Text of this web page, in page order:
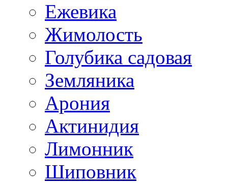
Ежевика
Жимолость
Голубика садовая
Земляника
Арония
Актинидия
Лимонник
Шиповник